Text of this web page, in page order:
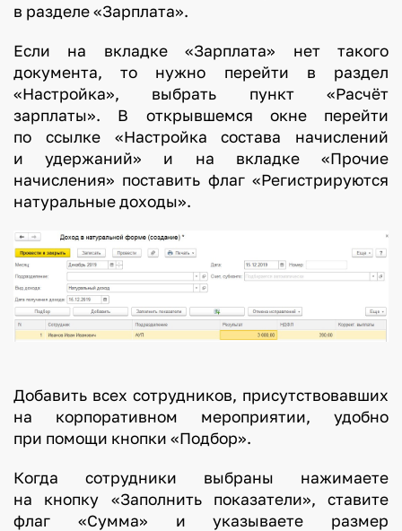
в разделе «Зарплата».
Если на вкладке «Зарплата» нет такого
документа, то нужно перейти в раздел
«Настройка», выбрать пункт «Расчёт
зарплаты». В открывшемся окне перейти
по ссылке «Настройка состава начислений
и удержаний» и на вкладке «Прочие
начисления» поставить флаг «Регистрируются
натуральные доходы».
Добавить всех сотрудников, присутствовавших
на корпоративном мероприятии, удобно
при помощи кнопки «Подбор».
Когда сотрудники выбраны нажимаете
на кнопку «Заполнить показатели», ставите
флаг «Сумма» и указываете размер